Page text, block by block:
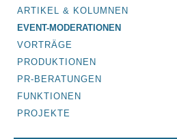
ARTIKEL & KOLUMNEN
EVENT-MODERATIONEN
VORTRÄGE
PRODUKTIONEN
PR-BERATUNGEN
FUNKTIONEN
PROJEKTE